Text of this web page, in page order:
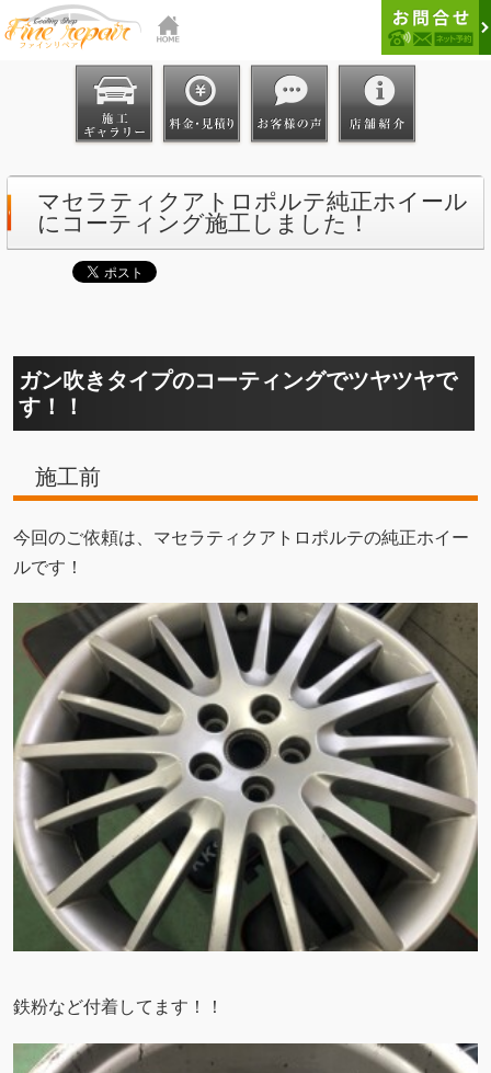
マセラティクアトロポルテ純正ホイール
にコーティング施工しました！
ガン吹きタイプのコーティングでツヤツヤで
す！！
施工前
今回のご依頼は、マセラティクアトロポルテの純正ホイー
ルです！
鉄粉など付着してます！！